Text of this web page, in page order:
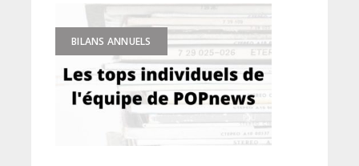
BILANS ANNUELS